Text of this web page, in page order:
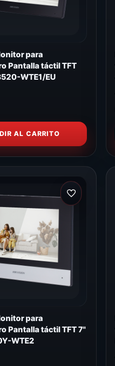
para
Pantalla táctil TFT
WTE1/EU
AL CARRITO
para
Pantalla táctil TFT 7"
WTE2